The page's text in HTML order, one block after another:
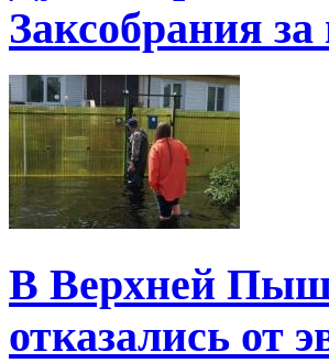
Заксобрания
В Верхней
отказались от